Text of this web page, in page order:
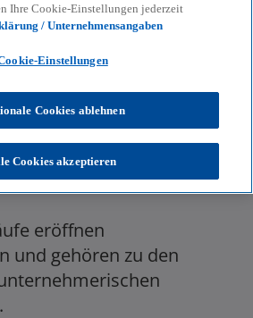
Acquisitions
eröffnen
und gehören zu den
Ihre Cookie-Einstellungen jederzeit
/ Unternehmensangaben
Einstellungen
Cookies ablehnen
Cookies akzeptieren